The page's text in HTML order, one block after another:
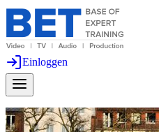
Einloggen